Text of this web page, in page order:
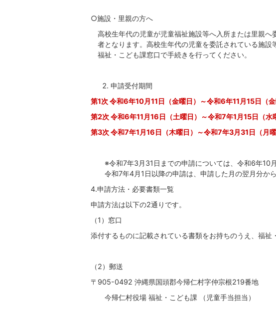
○施設・里親の方へ
高校生年代の児童が児童福祉施設等へ入所または里親
者となります。高校生年代の児童を委託されている施設
福祉・こども課窓口で手続きを行ってください。
申請受付期間
第1次 令和6年10月11日（金曜日）～令和6年11月15日（
第2次 令和6年11月16日（土曜日）～令和7年1月15日（
第3次 令和7年1月16日（木曜日）～令和7年3月31日（月
※令和7年3月31日までの申請については、令和6年10
令和7年4月1日以降の申請は、申請した月の翌月分か
4.申請方法・必要書類一覧
申請方法は以下の2通りです。
（1）窓口
添付するものに記載されている書類をお持ちのうえ、福祉
（2）郵送
〒905-0492 沖縄県国頭郡今帰仁村字仲宗根219番地
今帰仁村役場 福祉・こども課 （児童手当担当）